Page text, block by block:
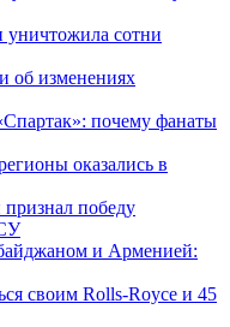
уничтожила сотни
об изменениях
почему фанаты
оказались в
победу
и Арменией:
своим Rolls-Royce и 45